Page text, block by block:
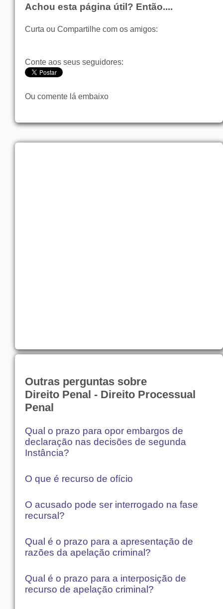
Achou esta página útil? Então....
Curta ou Compartilhe com os amigos:
Conte aos seus seguidores:
Ou comente lá embaixo
Outras perguntas sobre
Direito Penal - Direito Processual
Penal
Qual o prazo para opor embargos de
declaração nas decisões de segunda
Instância?
O que é recurso de ofício
O acusado pode ser interrogado na fase
recursal?
Qual é o prazo para a apresentação de
razões da apelação criminal?
Qual é o prazo para a interposição de
recurso de apelação criminal?